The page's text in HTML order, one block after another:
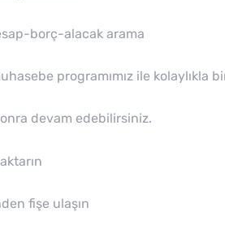
borç-alacak arama
programımız ile kolaylıkla
devam edebilirsiniz.
fişe ulaşın